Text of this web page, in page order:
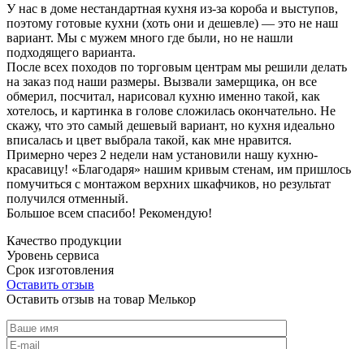
У нас в доме нестандартная кухня из-за короба и выступов,
поэтому готовые кухни (хоть они и дешевле) — это не наш
вариант. Мы с мужем много где были, но не нашли
подходящего варианта.
После всех походов по торговым центрам мы решили делать
на заказ под наши размеры. Вызвали замерщика, он все
обмерил, посчитал, нарисовал кухню именно такой, как
хотелось, и картинка в голове сложилась окончательно. Не
скажу, что это самый дешевый вариант, но кухня идеально
вписалась и цвет выбрала такой, как мне нравится.
Примерно через 2 недели нам установили нашу кухню-
красавицу! «Благодаря» нашим кривым стенам, им пришлось
помучиться с монтажом верхних шкафчиков, но результат
получился отменный.
Большое всем спасибо! Рекомендую!
Качество продукции
Уровень сервиса
Срок изготовления
Оставить отзыв
Оставить отзыв на товар Мелькор